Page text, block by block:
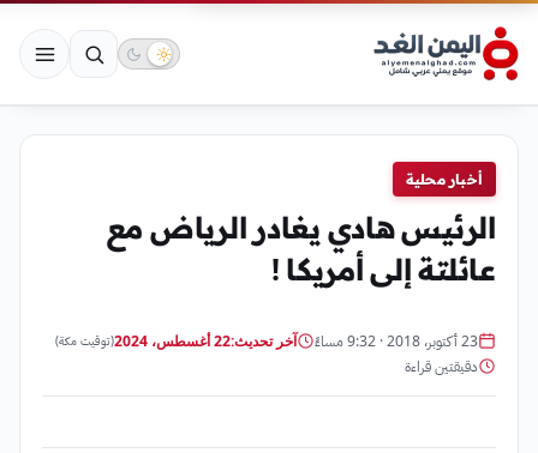
أخبار محلية
الرئيس هادي يغادر الرياض مع
عائلتة إلى أمريكا !
23 أكتوبر، 2018 · 9:32 مساءً آخر تحديث:22 أغسطس، 2024 (توقيت مكة)
دقيقتين قراءة